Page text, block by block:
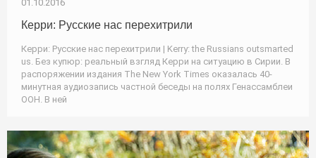
01.10.2016
Керри: Русские нас перехитрили
Керри: Русские нас перехитрили | Kerry: the Russians outsmarted
us. Без купюр: реальный взгляд Керри на ситуацию в Сирии. В
распоряжении издания The New York Times оказалась 40-
минутная аудиозапись частной беседы на полях Генассамблеи
ООН. В ней